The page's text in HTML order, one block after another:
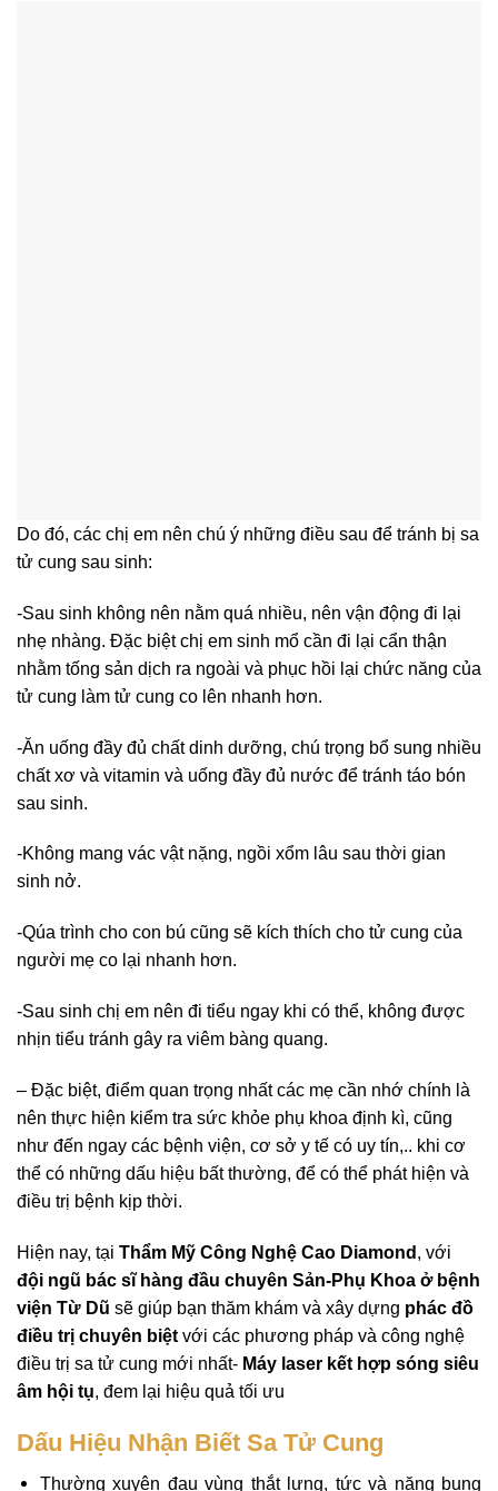
Do đó, các chị em nên chú ý những điều sau để tránh bị sa
tử cung sau sinh:
-Sau sinh không nên nằm quá nhiều, nên vận động đi lại
nhẹ nhàng. Đặc biệt chị em sinh mổ cần đi lại cẩn thận
nhằm tống sản dịch ra ngoài và phục hồi lại chức năng của
tử cung làm tử cung co lên nhanh hơn.
-Ăn uống đầy đủ chất dinh dưỡng, chú trọng bổ sung nhiều
chất xơ và vitamin và uống đầy đủ nước để tránh táo bón
sau sinh.
-Không mang vác vật nặng, ngồi xổm lâu sau thời gian
sinh nở.
-Qúa trình cho con bú cũng sẽ kích thích cho tử cung của
người mẹ co lại nhanh hơn.
-Sau sinh chị em nên đi tiểu ngay khi có thể, không được
nhịn tiểu tránh gây ra viêm bàng quang.
– Đặc biệt, điểm quan trọng nhất các mẹ cần nhớ chính là
nên thực hiện kiểm tra sức khỏe phụ khoa định kì, cũng
như đến ngay các bệnh viện, cơ sở y tế có uy tín,.. khi cơ
thể có những dấu hiệu bất thường, để có thể phát hiện và
điều trị bệnh kịp thời.
Hiện nay, tại Thẩm Mỹ Công Nghệ Cao Diamond , với
đội ngũ bác sĩ hàng đầu chuyên Sản-Phụ Khoa ở bệnh
viện Từ Dũ sẽ giúp bạn thăm khám và xây dựng phác đồ
điều trị chuyên biệt với các phương pháp và công nghệ
điều trị sa tử cung mới nhất- Máy laser kết hợp sóng siêu
âm hội tụ, đem lại hiệu quả tối ưu
Dấu Hiệu Nhận Biết Sa Tử Cung
Thường xuyên đau vùng thắt lưng, tức và nặng bụng